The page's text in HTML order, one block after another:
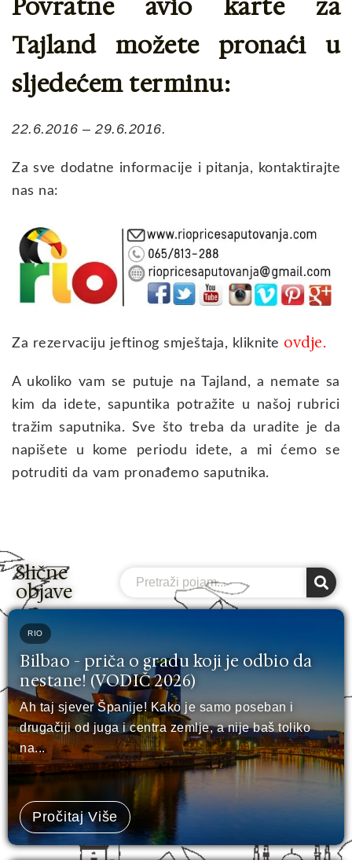
Povratne avio karte za
Tajland možete pronaći u
sljedećem terminu:
22.6.2016 – 29.6.2016.
Za sve dodatne informacije i pitanja, kontaktirajte
nas na:
Za rezervaciju jeftinog smještaja, kliknite ovdje.
A ukoliko vam se putuje na Tajland, a nemate sa
kim da idete, sapuntika potražite u našoj rubrici
tražim saputnika. Sve što treba da uradite je da
napišete u kome periodu idete, a mi ćemo se
potruditi da vam pronađemo saputnika.
Slične
objave
Search
RIO
Bilbao - priča o gradu koji je odbio da
nestane! (VODIČ 2026)
Ah taj sjever Španije! Kako je samo poseban i
drugačiji od juga i centra zemlje, a nije baš toliko
na...
Pročitaj Više